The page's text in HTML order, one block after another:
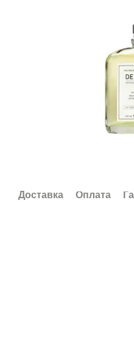
Доставка Оплата